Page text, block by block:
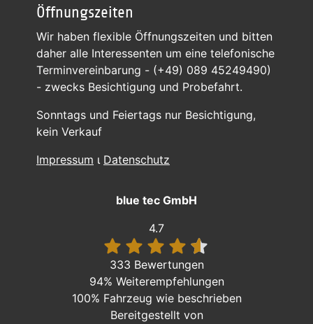
Öffnungszeiten
Wir haben flexible Öffnungszeiten und bitten
daher alle Interessenten um eine telefonische
Terminvereinbarung - (+49) 089 45249490)
- zwecks Besichtigung und Probefahrt.
Sonntags und Feiertags nur Besichtigung,
kein Verkauf
Impressum ι Datenschutz
blue tec GmbH
4.7
333 Bewertungen
94% Weiterempfehlungen
100% Fahrzeug wie beschrieben
Bereitgestellt von